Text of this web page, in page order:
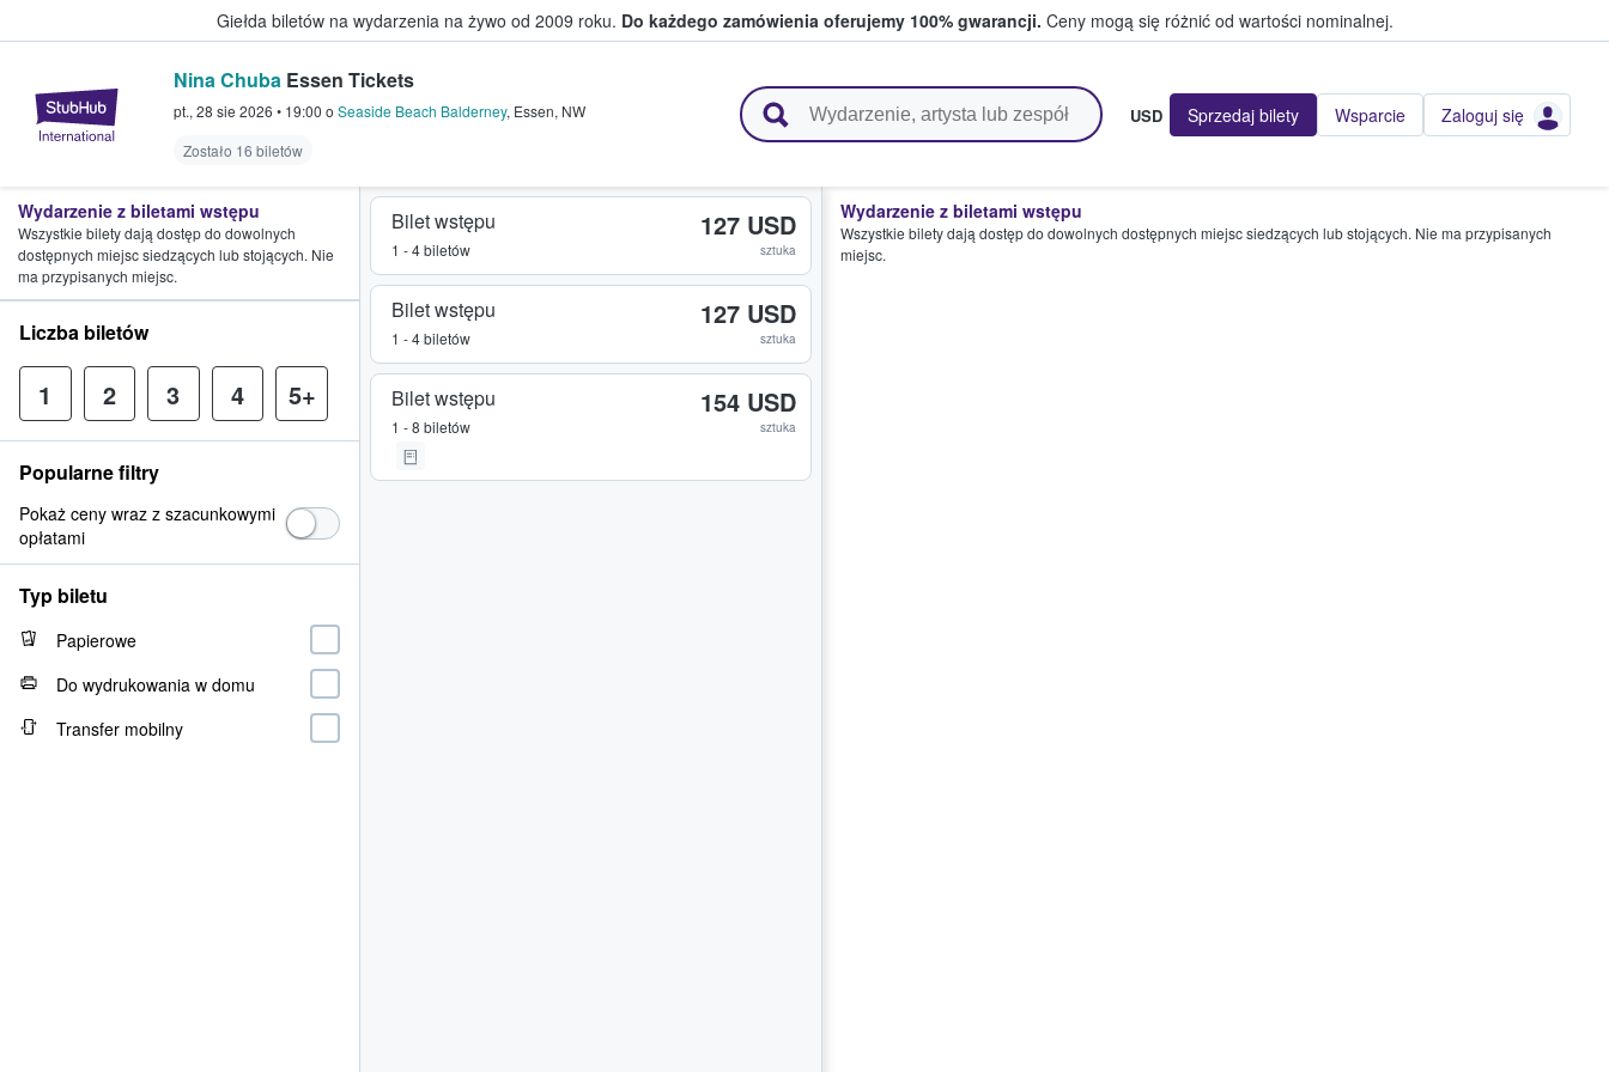
Giełda biletów na wydarzenia na żywo od 2009 roku. Do każdego zamówienia oferujemy 100% gwarancji. Ceny mogą się różnić od wartości nominalnej.
StubHub — miejsce, w którym fani i kibice kupują i sprzedają bilety
Nina Chuba Essen Tickets
pt., 28 sie 2026 • 19:00 o Seaside Beach Balderney, Essen, NW
Zostało 16 biletów
USD Sprzedaj bilety Wsparcie Zaloguj się
Bilet wstępu
1 - 4 biletów
127 USD
sztuka
Bilet wstępu
1 - 4 biletów
127 USD
sztuka
Bilet wstępu
1 - 8 biletów
154 USD
sztuka
Wydarzenie z biletami wstępu
Wszystkie bilety dają dostęp do dowolnych dostępnych miejsc siedzących lub stojących. Nie ma przypisanych
miejsc.
Wydarzenie z biletami wstępu
Wszystkie bilety dają dostęp do dowolnych
dostępnych miejsc siedzących lub stojących. Nie
ma przypisanych miejsc.
Liczba biletów
1 2 3 4 5+
Popularne filtry
Pokaż ceny wraz z szacunkowymi
opłatami
Typ biletu
Papierowe
Do wydrukowania w domu
Transfer mobilny